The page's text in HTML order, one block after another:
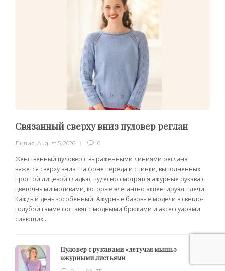
Связанный сверху вниз пуловер реглан
Лилия, August 5, 2026 0
Женственный пуловер с выраженными линиями реглана
вяжется сверху вниз. На фоне переда и спинки, выполненных
простой лицевой гладью, чудесно смотрятся ажурные рукава с
цветочными мотивами, которые элегантно акцентируют плечи.
Каждый день -особенный! Ажурные базовые модели в светло-
голубой гамме составят с модными брюками и аксессуарами
сияющих...
Пуловер с рукавами «летучая мышь»
ажурными листьями